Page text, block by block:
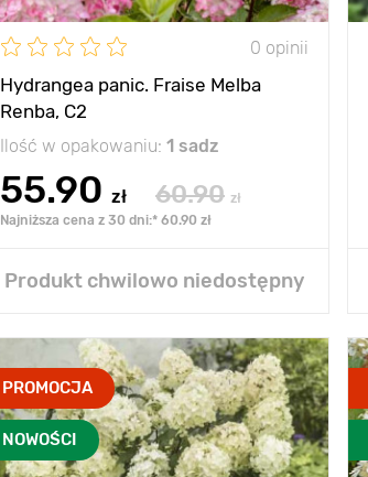
0 opinii
Hydrangea panic. Fraise Melba
Renba, С2
Ilość w opakowaniu: 1 sadz
55.90 zł 60.90 zł
Najniższa cena z 30 dni:* 60.90 zł
Produkt chwilowo niedostępny
PROMOCJA
NOWOŚCI